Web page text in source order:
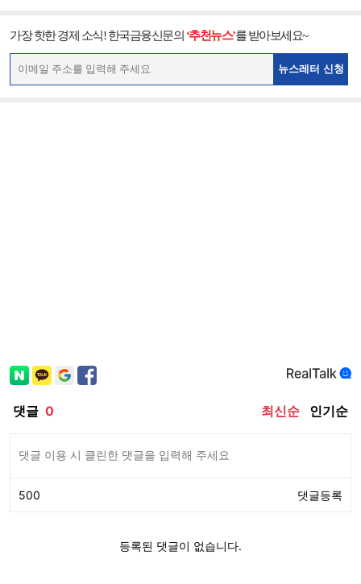
가장 핫한 경제 소식! 한국금융신문의 ‘추천뉴스’를 받아보세요~
뉴스레터 신청